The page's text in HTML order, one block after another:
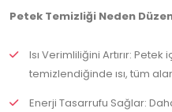
Petek Temizliği Neden
Isı Verimliliğini Artırır:
temizlendiğinde ısı, tüm
Enerji Tasarrufu Sağlar: